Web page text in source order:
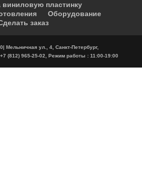
виниловую пластинку
Оборудование
заказ
Мельничная ул., 4, Санкт-Петербург,
(812) 965-25-02, Режим работы : 11:00-19:00